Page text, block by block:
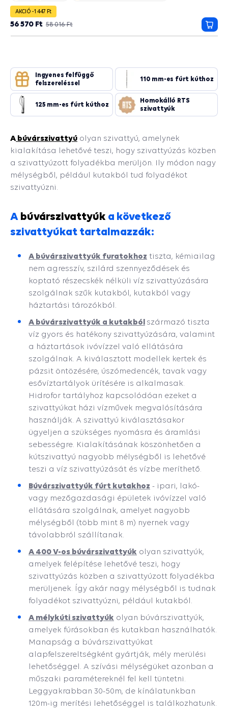
AKCIÓ -1 447 Ft
58 016 Ft
56 570 Ft
Ingyenes felfüggő
felszereléssel
110 mm-es fúrt kúthoz
125 mm-es fúrt kúthoz
Homokálló RTS
szivattyúk
A búvárszivattyú olyan szivattyú, amelynek
kialakítása lehetővé teszi, hogy szivattyúzás közben
a szivattyúzott folyadékba merüljön. Ily módon nagy
mélységből, például kutakból tud folyadékot
szivattyúzni.
A búvárszivattyúk a következő
szivattyúkat tartalmazzák:
A búvárszivattyúk furatokhoz tiszta, kémiailag
nem agresszív, szilárd szennyeződések és
koptató részecskék nélküli víz szivattyúzására
szolgálnak szűk kutakból, kutakból vagy
háztartási tározókból.
A búvárszivattyúk a kutakból származó tiszta
víz gyors és hatékony szivattyúzására, valamint
a háztartások ivóvízzel való ellátására
szolgálnak. A kiválasztott modellek kertek és
pázsit öntözésére, úszómedencék, tavak vagy
esővíztartályok ürítésére is alkalmasak.
Hidrofor tartályhoz kapcsolódóan ezeket a
szivattyúkat házi vízművek megvalósítására
használják. A szivattyú kiválasztásakor
ügyeljen a szükséges nyomásra és áramlási
sebességre. Kialakításának köszönhetően a
kútszivattyú nagyobb mélységből is lehetővé
teszi a víz szivattyúzását és vízbe meríthető.
Búvárszivattyúk fúrt kutakhoz - ipari, lakó-
vagy mezőgazdasági épületek ivóvízzel való
ellátására szolgálnak, amelyet nagyobb
mélységből (több mint 8 m) nyernek vagy
távolabbról szállítanak.
A 400 V-os búvárszivattyúk olyan szivattyúk,
amelyek felépítése lehetővé teszi, hogy
szivattyúzás közben a szivattyúzott folyadékba
merüljenek. Így akár nagy mélységből is tudnak
folyadékot szivattyúzni, például kutakból.
A mélykúti szivattyúk olyan búvárszivattyúk,
amelyek fúrásokban és kutakban használhatók.
Manapság a búvárszivattyúkat
alapfelszereltségként gyártják, mély merülési
lehetőséggel. A szívási mélységüket azonban a
műszaki paramétereknél fel kell tüntetni.
Leggyakrabban 30-50m, de kínálatunkban
120m-ig merítési lehetőséggel is találkozhatunk.